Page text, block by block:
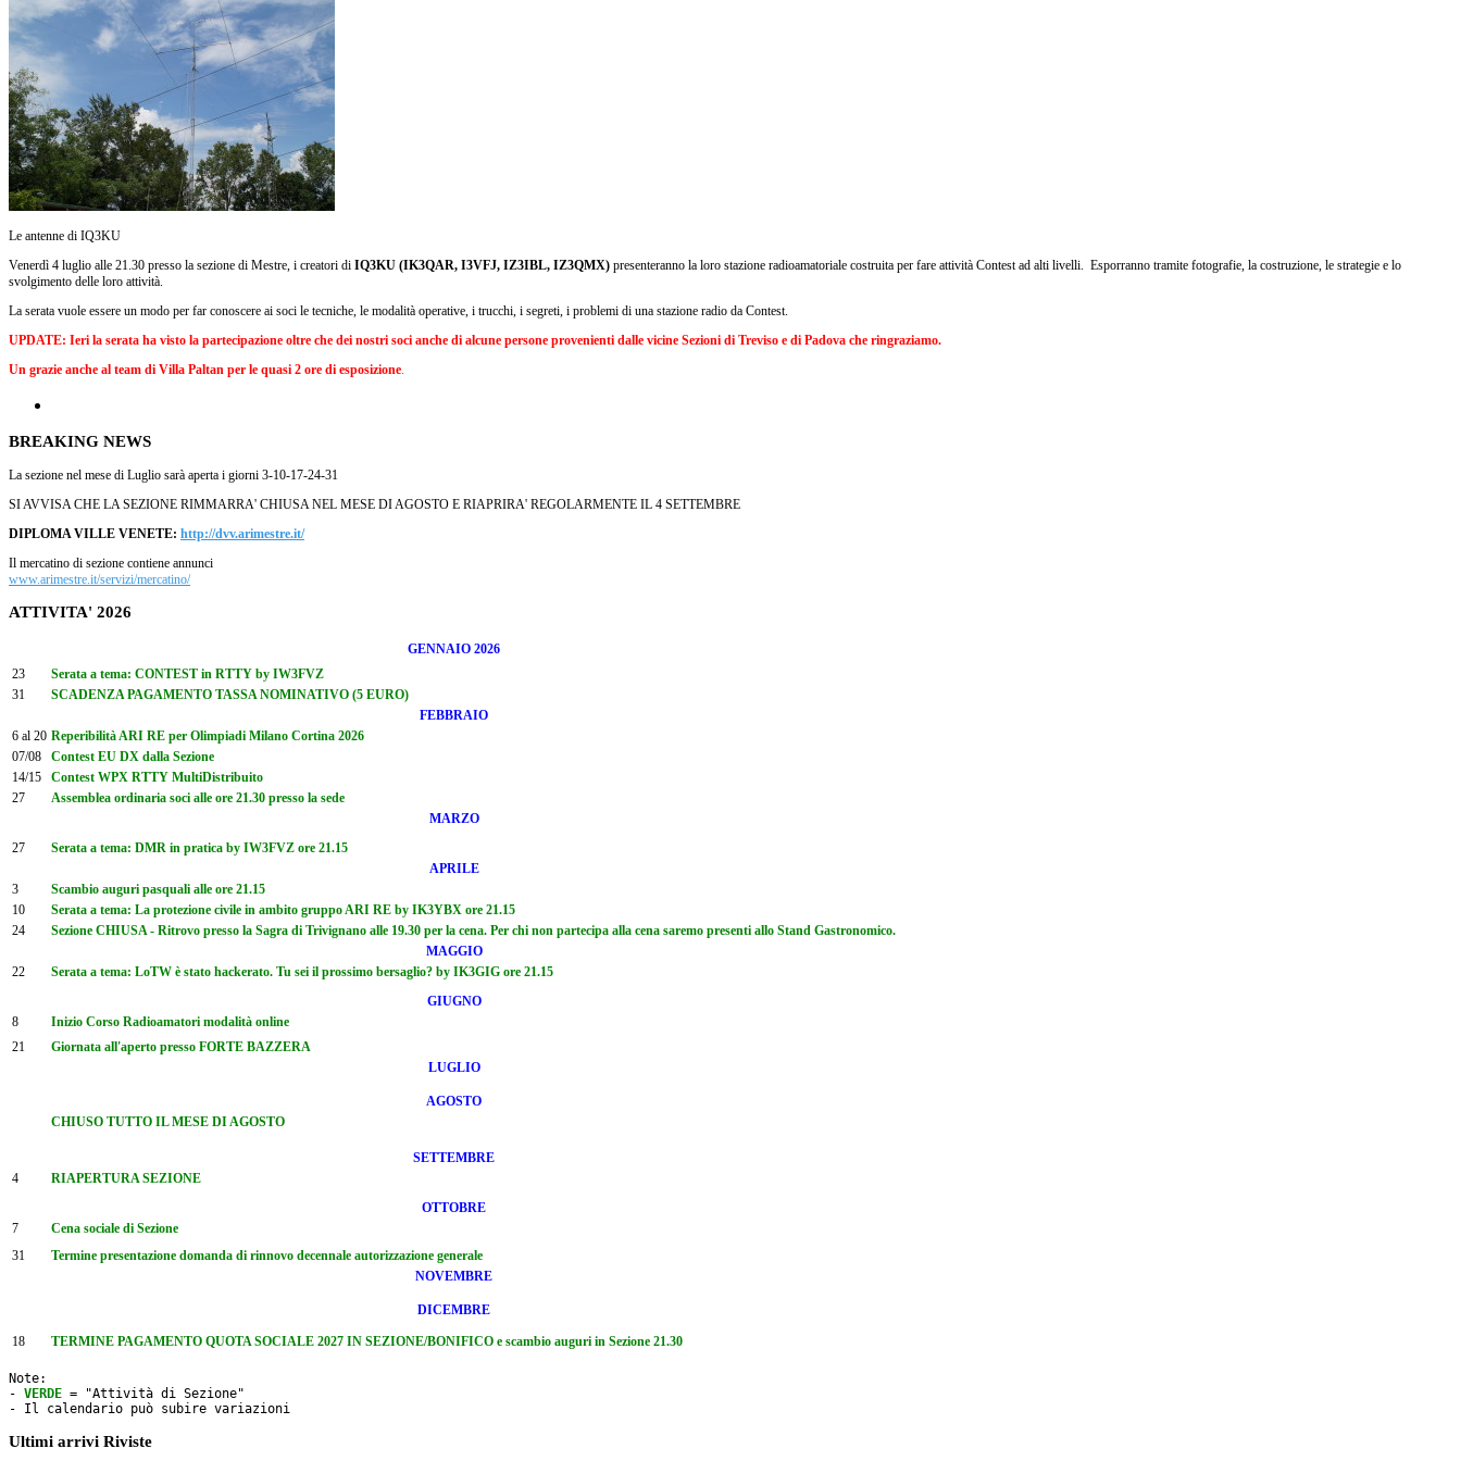
Le antenne di IQ3KU
Venerdì 4 luglio alle 21.30 presso la sezione di Mestre, i creatori di IQ3KU (IK3QAR, I3VFJ, IZ3IBL, IZ3QMX) presenteranno la loro stazione radioamatoriale costruita per fare attività Contest ad alti livelli. Esporranno tramite fotografie, la costruzione, le strategie e lo
svolgimento delle loro attività.
La serata vuole essere un modo per far conoscere ai soci le tecniche, le modalità operative, i trucchi, i segreti, i problemi di una stazione radio da Contest.
UPDATE: Ieri la serata ha visto la partecipazione oltre che dei nostri soci anche di alcune persone provenienti dalle vicine Sezioni di Treviso e di Padova che ringraziamo.
Un grazie anche al team di Villa Paltan per le quasi 2 ore di esposizione.
BREAKING NEWS
La sezione nel mese di Luglio sarà aperta i giorni 3-10-17-24-31
SI AVVISA CHE LA SEZIONE RIMMARRA' CHIUSA NEL MESE DI AGOSTO E RIAPRIRA' REGOLARMENTE IL 4 SETTEMBRE
DIPLOMA VILLE VENETE: http://dvv.arimestre.it/
Il mercatino di sezione contiene annunci
www.arimestre.it/servizi/mercatino/
ATTIVITA' 2026
GENNAIO 2026
23
Serata a tema: CONTEST in RTTY by IW3FVZ
31
SCADENZA PAGAMENTO TASSA NOMINATIVO (5 EURO)
FEBBRAIO
6 al 20 Reperibilità ARI RE per Olimpiadi Milano Cortina 2026
07/08
Contest EU DX dalla Sezione
14/15
Contest WPX RTTY MultiDistribuito
27
Assemblea ordinaria soci alle ore 21.30 presso la sede
MARZO
27
Serata a tema: DMR in pratica by IW3FVZ ore 21.15
APRILE
3
Scambio auguri pasquali alle ore 21.15
10
Serata a tema: La protezione civile in ambito gruppo ARI RE by IK3YBX ore 21.15
24
Sezione CHIUSA - Ritrovo presso la Sagra di Trivignano alle 19.30 per la cena. Per chi non partecipa alla cena saremo presenti allo Stand Gastronomico.
MAGGIO
22
Serata a tema: LoTW è stato hackerato. Tu sei il prossimo bersaglio? by IK3GIG ore 21.15
GIUGNO
8
Inizio Corso Radioamatori modalità online
21
Giornata all'aperto presso FORTE BAZZERA
LUGLIO
AGOSTO
CHIUSO TUTTO IL MESE DI AGOSTO
SETTEMBRE
4
RIAPERTURA SEZIONE
OTTOBRE
7
Cena sociale di Sezione
31
Termine presentazione domanda di rinnovo decennale autorizzazione generale
NOVEMBRE
DICEMBRE
18 TERMINE PAGAMENTO QUOTA SOCIALE 2027 IN SEZIONE/BONIFICO e scambio auguri in Sezione 21.30
Note:
- VERDE = "Attività di Sezione"
- Il calendario può subire variazioni
Ultimi arrivi Riviste